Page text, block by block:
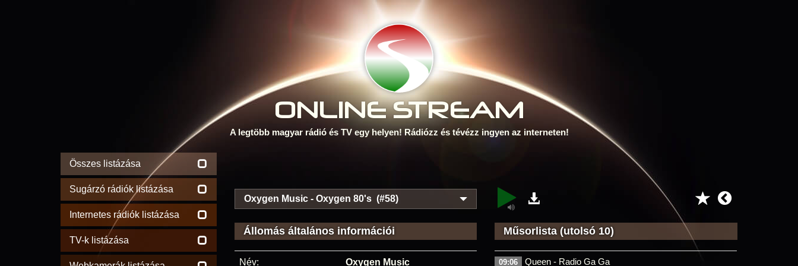
ONLINE STREAM
A legtöbb magyar rádió és TV egy helyen! Rádiózz és tévézz ingyen az interneten!
Összes listázása
Sugárzó rádiók listázása
Internetes rádiók listázása
TV-k listázása
Oxygen Music - Oxygen 80's (#58)
Állomás általános információi
Név: Oxygen Music
Műsorlista (utolsó 10)
09:06 Queen - Radio Ga Ga